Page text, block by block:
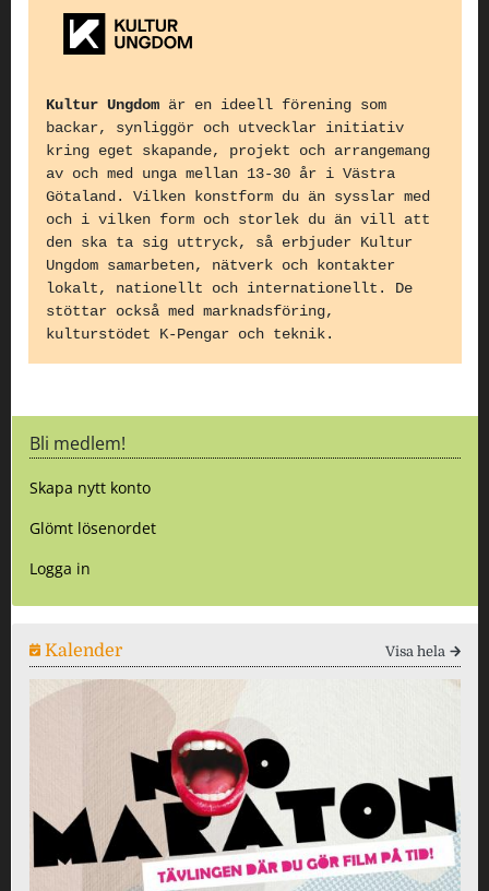
Kultur Ungdom är en ideell förening som
backar, synliggör och utvecklar initiativ
kring eget skapande, projekt och arrangemang
av och med unga mellan 13-30 år i Västra
Götaland. Vilken konstform du än sysslar med
och i vilken form och storlek du än vill att
den ska ta sig uttryck, så erbjuder Kultur
Ungdom samarbeten, nätverk och kontakter
lokalt, nationellt och internationellt. De
stöttar också med marknadsföring,
kulturstödet K-Pengar och teknik.
Bli medlem!
Skapa nytt konto
Glömt lösenordet
Logga in
Kalender Visa hela